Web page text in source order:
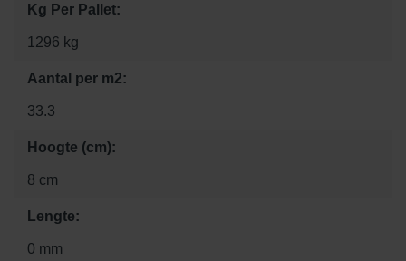
Kg Per Pallet:
1296 kg
Aantal per m2:
33.3
Hoogte (cm):
8 cm
Lengte:
0 mm